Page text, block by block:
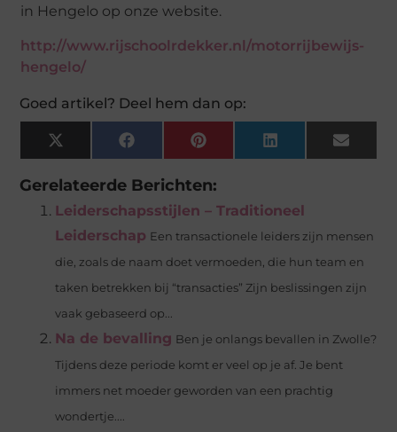
in Hengelo op onze website.
http://www.rijschoolrdekker.nl/motorrijbewijs-
hengelo/
Goed artikel? Deel hem dan op:
X
(Twitter)
Facebook Pinterest LinkedIn Email
Gerelateerde Berichten:
Leiderschapsstijlen – Traditioneel
Leiderschap Een transactionele leiders zijn mensen
die, zoals de naam doet vermoeden, die hun team en
taken betrekken bij “transacties” Zijn beslissingen zijn
vaak gebaseerd op...
Na de bevalling Ben je onlangs bevallen in Zwolle?
Tijdens deze periode komt er veel op je af. Je bent
immers net moeder geworden van een prachtig
wondertje....